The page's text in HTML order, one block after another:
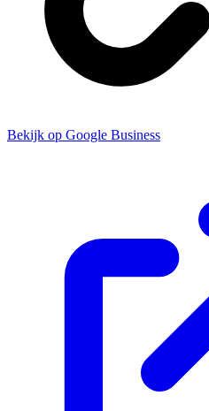
Bekijk op Google Business